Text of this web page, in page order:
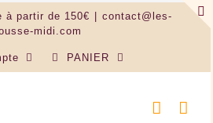
à partir de 150€
contact@les-
midi.com
PANIER